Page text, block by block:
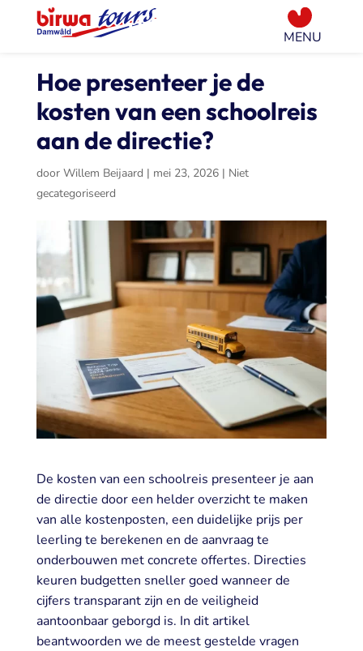
Hoe presenteer je de
kosten van een schoolreis
aan de directie?
door Willem Beijaard | mei 23, 2026| Niet
gecategoriseerd
De kosten van een schoolreis presenteer je aan
de directie door een helder overzicht te maken
van alle kostenposten, een duidelijke prijs per
leerling te berekenen en de aanvraag te
onderbouwen met concrete offertes. Directies
keuren budgetten sneller goed wanneer de
cijfers transparant zijn en de veiligheid
aantoonbaar geborgd is. In dit artikel
beantwoorden we de meest gestelde vragen